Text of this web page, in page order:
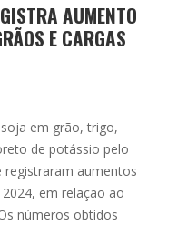
AUMENTO
E CARGAS
em grão, trigo,
de potássio pelo
registraram aumentos
em relação ao
números obtidos